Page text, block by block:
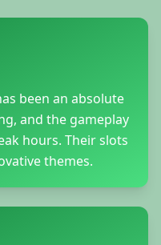
been an absolute
and the gameplay
hours. Their slots
themes.